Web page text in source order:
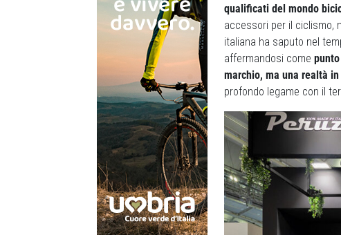
qualificati del mondo
accessori per il ciclismo,
italiana ha saputo nel
affermandosi come
marchio, ma una realtà
profondo legame con il